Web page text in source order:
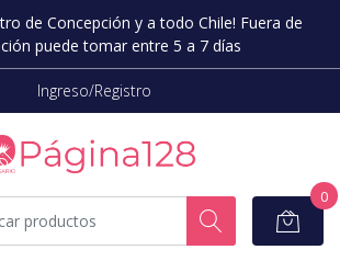
de Concepción y a todo Chile! Fuera de
puede tomar entre 5 a 7 días
Ingreso/Registro
0